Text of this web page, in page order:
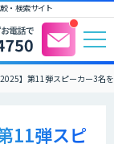
・検索サイト
】第11弾スピーカー3名
11弾スピ